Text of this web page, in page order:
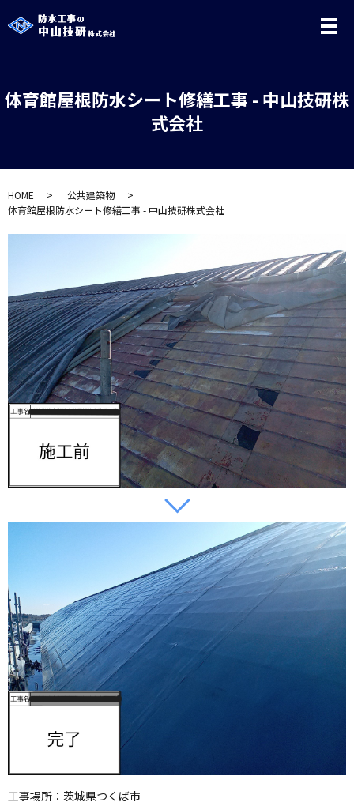
メ
体育館屋根防水シート修繕工事 - 中山技研株
式会社
HOME
公共建築物
体育館屋根防水シート修繕工事 - 中山技研株式会社
工事場所 ： 茨城県つくば市